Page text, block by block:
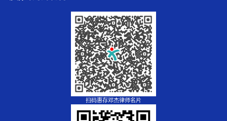
扫码惠存邓杰律师名片